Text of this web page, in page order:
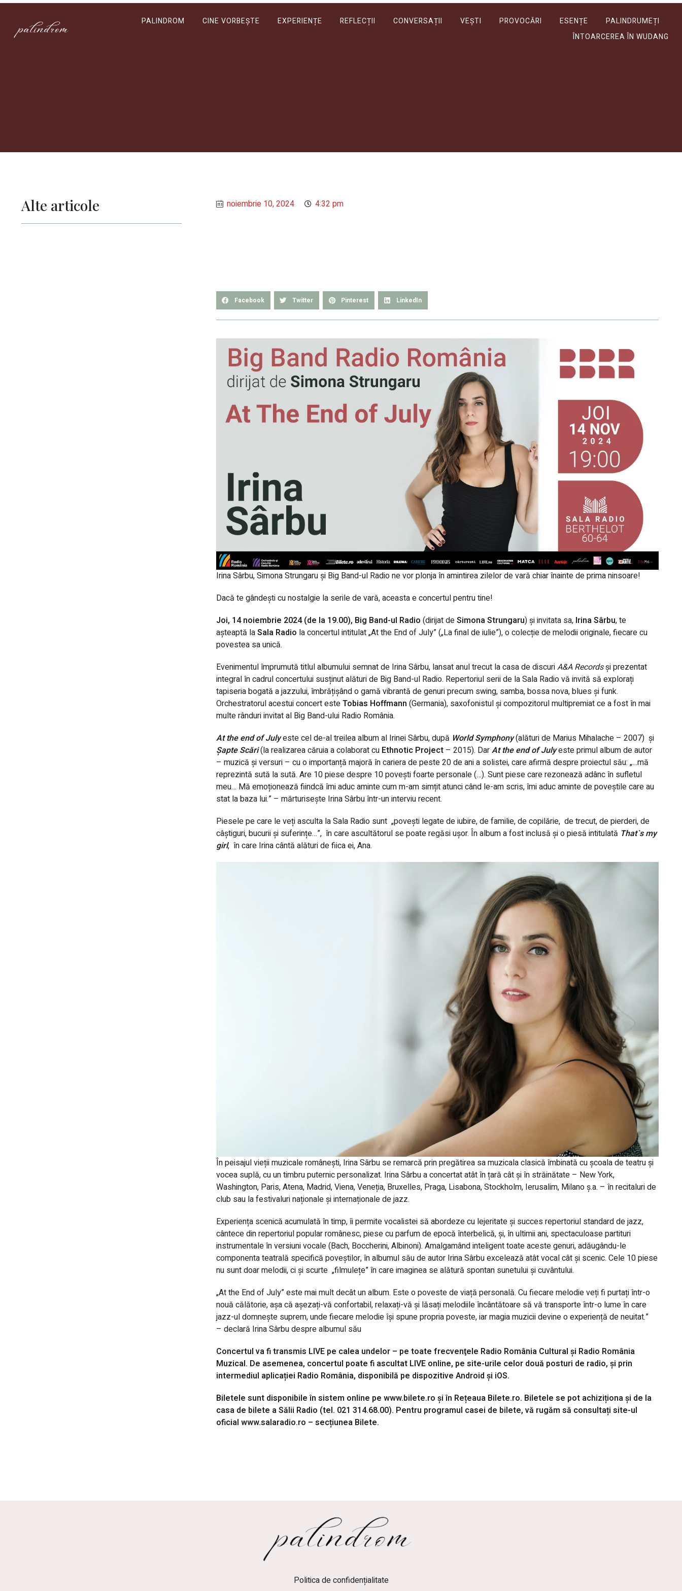
PALINDROM CINE VORBEȘTE EXPERIENȚE REFLECȚII CONVERSAȚII VEȘTI PROVOCĂRI ESENȚE
PALINDRUMEȚI
ÎNTOARCEREA ÎN WUDANG
Alte articole noiembrie 10, 2024 4:32 pm
Facebook Twitter Pinterest LinkedIn
Irina Sârbu, Simona Strungaru și Big Band-ul Radio ne vor plonja în amintirea zilelor de vară chiar înainte de prima ninsoare!
Dacă te gândești cu nostalgie la serile de vară, aceasta e concertul pentru tine!
Joi, 14 noiembrie 2024 (de la 19.00), Big Band-ul Radio (dirijat deSimona Strungaru) și invitata sa, Irina Sârbu, te
așteaptă laSala Radio la concertul intitulat„At the End of July” („La final de iulie”), o colecție de melodii originale, fiecare cu
povestea sa unică.
Evenimentul împrumută titlul albumului semnat de Irina Sârbu, lansat anul trecut la casa de discuriA&A Recordsșiprezentat
integral în cadrul concertului susținut alături de Big Band-ul Radio. Repertoriul serii de la Sala Radio vă invită să explorați
tapiseria bogată a jazzului, îmbrățișând o gamă vibrantă de genuri precum swing, samba, bossa nova, blues și funk.
Orchestratorul acestui concert esteTobias Hoffmann (Germania), saxofonistul și compozitorul multipremiat ce a fost în mai
multe rânduri invitat al Big Band-ului Radio România.
At the end of Julyeste cel de-al treilea album al Irinei Sârbu, după World Symphony(alături de Marius Mihalache – 2007) și
Șapte Scări(la realizarea căruia a colaborat cu Ethnotic Project – 2015). DarAt the end of Julyeste primul album de autor
– muzică și versuri – cu o importanță majoră în cariera de peste 20 de ani a solistei, care afirmă despre proiectul său: „…mă
reprezintă sută la sută. Are 10 piese despre 10 povești foarte personale (…). Sunt piese care rezonează adânc în sufletul
meu… Mă emoționează fiindcă îmi aduc aminte cum m-am simțit atunci când le-am scris, îmi aduc aminte de poveștile care au
stat la baza lui.” – mărturisește Irina Sârbu într-un interviu recent.
Piesele pe care le veți asculta la Sala Radio sunt „povești legate de iubire, de familie, de copilărie, de trecut, de pierderi, de
câștiguri, bucurii și suferințe…”, în care ascultătorul se poate regăsi ușor. În album a fost inclusă și o piesă intitulată That`s my
girl, în care Irina cântă alături de fiica ei, Ana.
În peisajul vieții muzicale românești, Irina Sârbu se remarcă prin pregătirea sa muzicala clasică îmbinată cu școala de teatru și
vocea suplă, cu un timbru puternic personalizat. Irina Sârbu aconcertat atât în țară cât și în străinătate – New York,
Washington, Paris, Atena, Madrid, Viena, Veneția, Bruxelles, Praga, Lisabona, Stockholm, Ierusalim, Milano ș.a. – în recitaluri de
club sau la festivaluri naționale și internaționale de jazz.
Experiența scenică acumulată în timp, îi permite vocalistei să abordeze cu lejeritate și succes repertoriul standard de jazz,
cântece din repertoriul popular românesc, piese cu parfum de epocă înterbelică, și, în ultimii ani, spectaculoase partituri
instrumentale în versiuni vocale (Bach, Boccherini, Albinoni). Amalgamând inteligent toate aceste genuri, adăugându-le
componenta teatrală specifică poveștilor, în albumul său de autor Irina Sârbu excelează atât vocal cât și scenic. Cele 10 piese
nu sunt doar melodii, ci și scurte „filmulețe” în care imaginea se alătură spontan sunetului și cuvântului.
„At the End of July” este mai mult decât un album. Este o poveste de viață personală. Cu fiecare melodie veți fi purtați într-o
nouă călătorie, așa că așezați-vă confortabil, relaxați-vă și lăsați melodiile încântătoare să vă transporte într-o lume în care
jazz-ul domnește suprem, unde fiecare melodie își spune propria poveste, iar magia muzicii devine o experiență de neuitat.”
– declară Irina Sârbu despre albumul său
Concertul va fi transmis LIVE pe calea undelor – pe toate frecvenţele Radio România Cultural şi Radio România
Muzical. De asemenea, concertul poate fi ascultat LIVE online, pe site-urile celor două posturi de radio, și prin
intermediul aplicației Radio România, disponibilă pe dispozitive Android și iOS.
Biletele sunt disponibile în sistem online pe www.bilete.ro și în Rețeaua Bilete.ro. Biletele se pot achiziționa și de la
casa de bilete a Sălii Radio (tel. 021 314.68.00). Pentru programul casei de bilete, vă rugăm să consultați site-ul
oficial www.salaradio.ro – secțiunea Bilete.
Politica de confidențialitate